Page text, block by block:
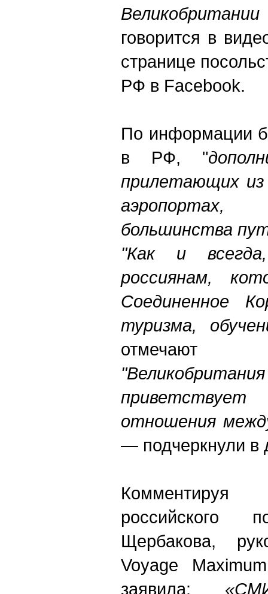
говорится в
странице
РФ в Facebook.
По информации
в РФ, "
прилетающих из
большинства
"Как и
россиянам,
Соединенное
туризма,
отмечают
отношения
— подчеркнули в
Комментируя
российского
Щербакова,
Voyage
заявила: